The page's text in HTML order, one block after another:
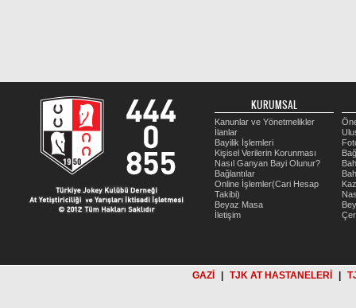
KURUMSAL
Kanunlar ve Yönetmelikler
İlanlar
Bayilik İşlemleri
Kişisel Verilerin Korunması
Nasıl Ganyan Bayi Olunur?
Bağlantılar
Online İşlemler(Cari Hesap
Takibi)
Beyaz Masa
İletişim
GAZİ TJK AT HASTANELERİ